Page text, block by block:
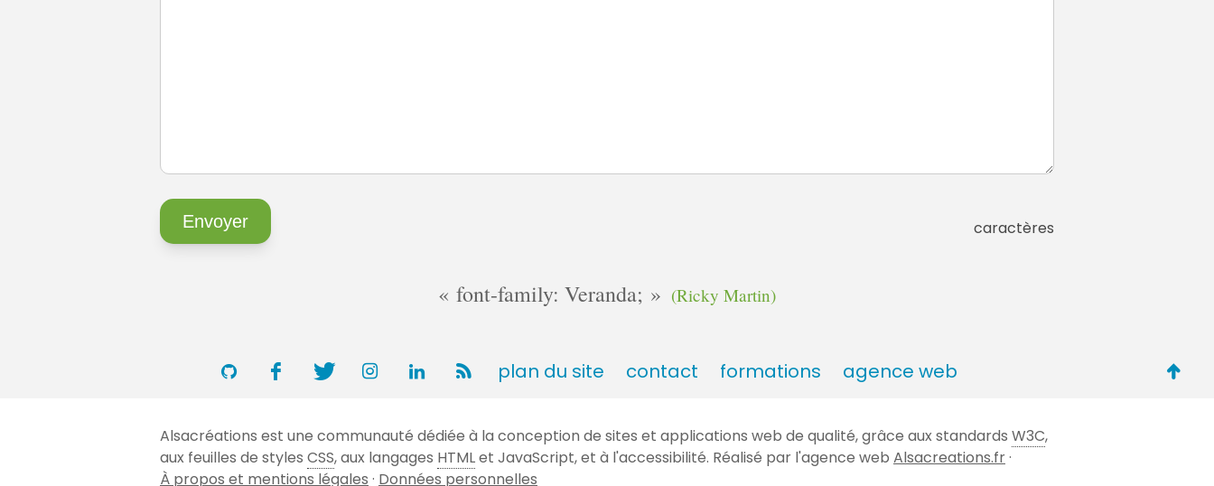
caractères
font-family: Veranda; (Ricky Martin)
plan du site contact formations agence web
Alsacréations est une communauté dédiée à la conception de sites et applications web de qualité, grâce aux standards W3C,
aux feuilles de styles CSS, aux langages HTMLet JavaScript, et à l'accessibilité. Réalisé par l'agence web Alsacreations.fr·
À propos et mentions légales · Données personnelles